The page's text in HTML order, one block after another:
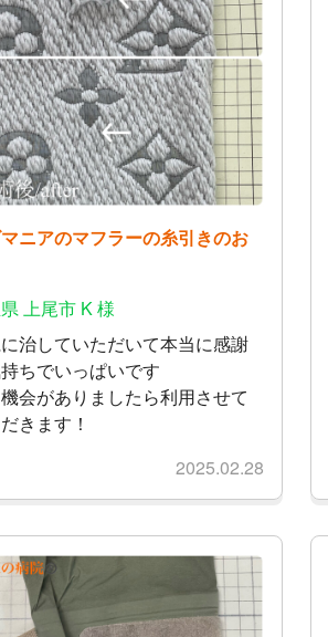
ニアのマフラーの糸引きのお
上尾市 K 様
治していただいて本当に感謝
ちでいっぱいです
会がありましたら利用させて
きます！
2025.02.28